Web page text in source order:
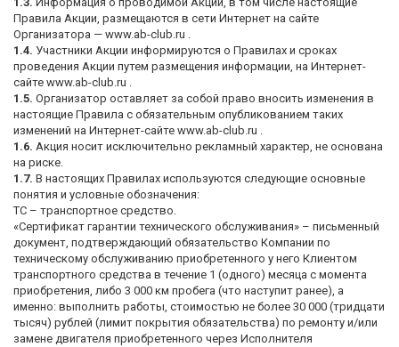
Правила Акции, размещаются в сети Интернет на сайте
Организатора — www.ab-club.ru .
1.4. Участники Акции информируются о Правилах и сроках
проведения Акции путем размещения информации, на Интернет-
сайте www.ab-club.ru .
1.5. Организатор оставляет за собой право вносить изменения в
настоящие Правила с обязательным опубликованием таких
изменений на Интернет-сайте www.ab-club.ru .
1.6. Акция носит исключительно рекламный характер, не основана
на риске.
1.7. В настоящих Правилах используются следующие основные
понятия и условные обозначения:
ТС – транспортное средство.
«Сертификат гарантии технического обслуживания» – письменный
документ, подтверждающий обязательство Компании по
техническому обслуживанию приобретенного у него Клиентом
транспортного средства в течение 1 (одного) месяца с момента
приобретения, либо 3 000 км пробега (что наступит ранее), а
именно: выполнить работы, стоимостью не более 30 000 (тридцати
тысяч) рублей (лимит покрытия обязательства) по ремонту и/или
замене двигателя приобретенного через Исполнителя